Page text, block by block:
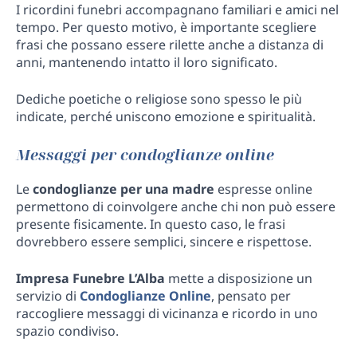
I ricordini funebri accompagnano familiari e amici nel
tempo. Per questo motivo, è importante scegliere
frasi che possano essere rilette anche a distanza di
anni, mantenendo intatto il loro significato.
Dediche poetiche o religiose sono spesso le più
indicate, perché uniscono emozione e spiritualità.
Messaggi per condoglianze online
Lecondoglianze per una madre espresse online
permettono di coinvolgere anche chi non può essere
presente fisicamente. In questo caso, le frasi
dovrebbero essere semplici, sincere e rispettose.
Impresa Funebre L’Alba mette a disposizione un
servizio di Condoglianze Online, pensato per
raccogliere messaggi di vicinanza e ricordo in uno
spazio condiviso.